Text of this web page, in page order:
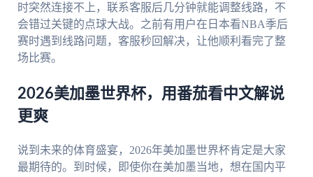
时突然连接不上，联系客服后几分钟就能调整线路，不
会错过关键的点球大战。之前有用户在日本看NBA季后
赛时遇到线路问题，客服秒回解决，让他顺利看完了整
场比赛。
2026美加墨世界杯，用番茄看中文解说
更爽
说到未来的体育盛宴，2026年美加墨世界杯肯定是大家
最期待的。到时候，即使你在美加墨当地，想在国内平